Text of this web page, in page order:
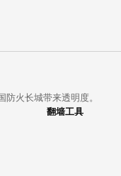
防火长城带来透明度。
翻墙工具